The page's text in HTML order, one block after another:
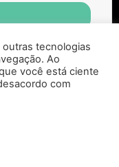
2023. Todos
Zepelin
tecnologias
Ao
você está ciente
com